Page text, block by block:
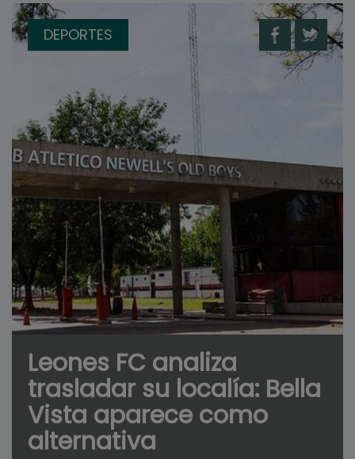
DEPORTES
Leones FC analiza
trasladar su localía: Bella
Vista aparece como
alternativa